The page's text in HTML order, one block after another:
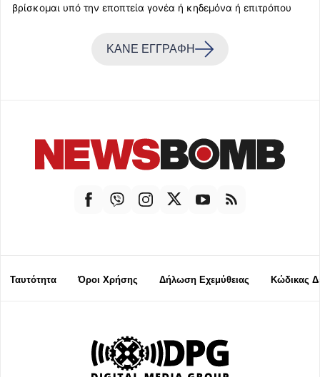
βρίσκομαι υπό την εποπτεία γονέα ή κηδεμόνα ή επιτρόπου
ΚΑΝΕ ΕΓΓΡΑΦΗ
Ταυτότητα Όροι Χρήσης Δήλωση Εχεμύθειας Κώδικας